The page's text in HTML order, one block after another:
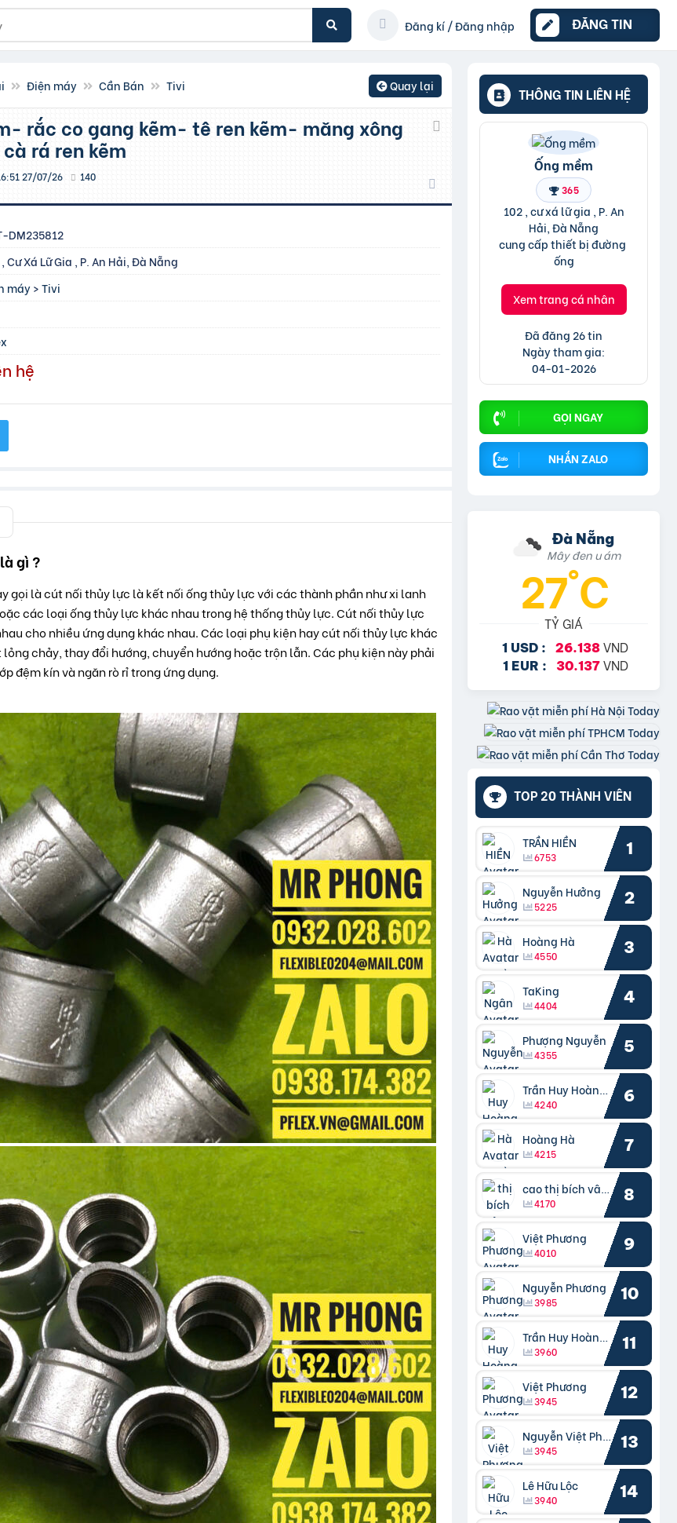
Đăng kí / Đăng nhập ĐĂNG TIN
Điện máy Cần Bán Tivi Quay lại
rá ren kẽm
27/07/26 140
DM235812
Cư Xá Lữ Gia , P. An Hải, Đà Nẵng
máy>Tivi
hệ
gì ?
gọi là cút nối thủy lực là kết nối ống thủy lực với các thành phần như xi lanh
các loại ống thủy lực khác nhau trong hệ thống thủy lực. Cút nối thủy lực
cho nhiều ứng dụng khác nhau. Các loại phụ kiện hay cút nối thủy lực khác
chảy, thay đổi hướng, chuyển hướng hoặc trộn lẫn. Các phụ kiện này phải
đệm kín và ngăn rò rỉ trong ứng dụng.
THÔNG TIN LIÊN HỆ
Ống mềm
365
102 , cư xá lữ gia , P. An
Hải, Đà Nẵng
cung cấp thiết bị đường
ống
Xem trang cá nhân
Đã đăng 26 tin
Ngày tham gia:
04-01-2026
GỌI NGAY
NHẮN ZALO
Đà Nẵng
Mây đen u ám
27°C
TỶ GIÁ
1 USD : 26.138 VND
1 EUR : 30.137VND
TOP 20 THÀNH VIÊN
TRẦN HIỀN
6753 1
Nguyễn Hưởng
5225 2
Hoàng Hà
4550 3
TaKing
4404 4
Phượng Nguyễn
4355 5
Trần Huy Hoàng Bắc
4240 6
Hoàng Hà
4215 7
cao thị bích vâng kiều
4170 8
Việt Phương
4010 9
Nguyễn Phương
3985 10
Trần Huy Hoàng Bắc
3960 11
Việt Phương
3945 12
Nguyễn Việt Phương
3945 13
Lê Hữu Lộc
3940 14